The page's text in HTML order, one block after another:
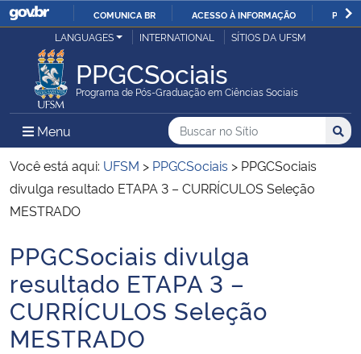
IR
O
COMUNICA BR ACESSO À INFORMAÇÃO
Ministério da Justiça e Segurança Pública
Ministério da Defesa
Ministério das Relações Exteriores
Ministério da Economia
Ministério da Infraestrutura
Ministério da Agricultura, Pecuária e Abastecimento
Ministério da Educação
LANGUAGES INTERNATIONAL SÍTIOS DA UFSM
PPGCSociais
Programa de Pós-Graduação em Ciências Sociais
Menu Menu Principal do Sítio
Busca
Buscar no no Sítio
Busca:
Você está aqui: UFSM > PPGCSociais > PPGCSociais
divulga resultado ETAPA 3 – CURRÍCULOS Seleção
MESTRADO
Início do conteúdo
PPGCSociais divulga
resultado ETAPA 3 –
CURRÍCULOS Seleção
MESTRADO